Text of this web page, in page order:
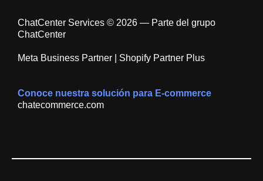
ChatCenter Services © 2026 — Parte del grupo
ChatCenter
Meta Business Partner | Shopify Partner Plus
Conoce nuestra solución para E-commerce
chatecommerce.com